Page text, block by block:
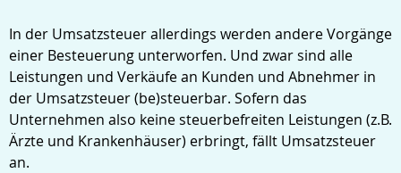
In der Umsatzsteuer allerdings werden andere Vorgänge
einer Besteuerung unterworfen. Und zwar sind alle
Leistungen und Verkäufe an Kunden und Abnehmer in
der Umsatzsteuer (be)steuerbar. Sofern das
Unternehmen also keine steuerbefreiten Leistungen (z.B.
Ärzte und Krankenhäuser) erbringt, fällt Umsatzsteuer
an.